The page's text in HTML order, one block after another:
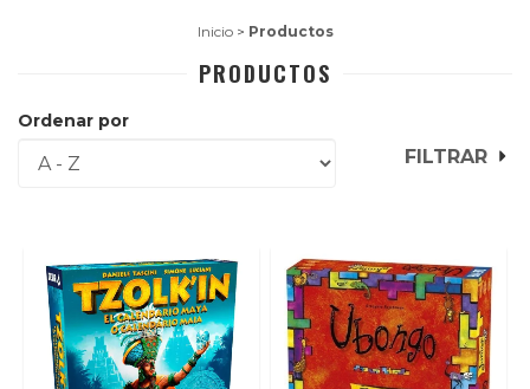
Inicio > Productos
PRODUCTOS
Ordenar por
FILTRAR